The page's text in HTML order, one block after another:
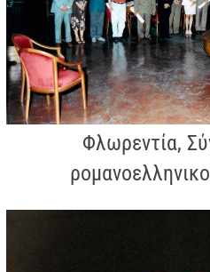
Φλωρεντία,